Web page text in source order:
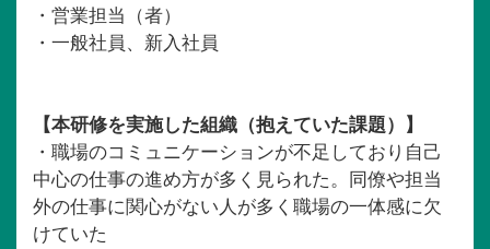
・営業担当（者）
・一般社員、新入社員
【本研修を実施した組織（抱えていた課題）】
・職場のコミュニケーションが不足しており自己
中心の仕事の進め方が多く見られた。同僚や担当
外の仕事に関心がない人が多く職場の一体感に欠
けていた